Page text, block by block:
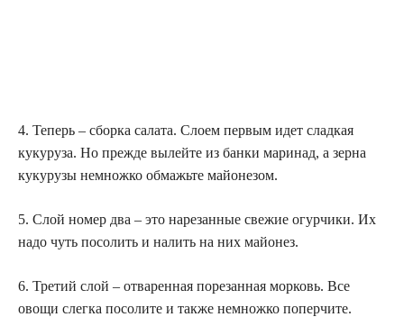
4. Теперь – сборка салата. Слоем первым идет сладкая
кукуруза. Но прежде вылейте из банки маринад, а зерна
кукурузы немножко обмажьте майонезом.
5. Слой номер два – это нарезанные свежие огурчики. Их
надо чуть посолить и налить на них майонез.
6. Третий слой – отваренная порезанная морковь. Все
овощи слегка посолите и также немножко поперчите.